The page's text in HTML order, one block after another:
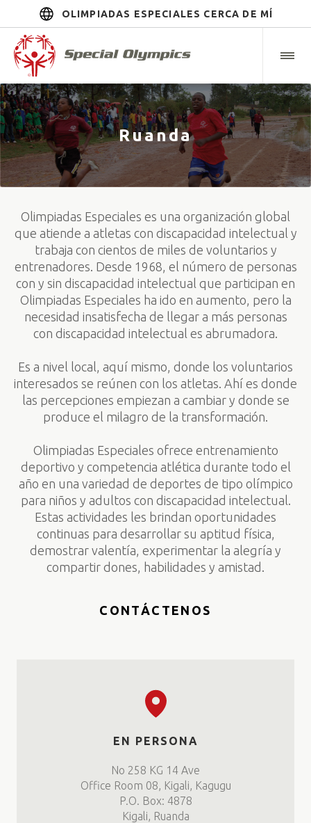
OLIMPIADAS ESPECIALES CERCA DE MÍ
Ruanda
Olimpiadas Especiales es una organización global
que atiende a atletas con discapacidad intelectual y
trabaja con cientos de miles de voluntarios y
entrenadores. Desde 1968, el número de personas
con y sin discapacidad intelectual que participan en
Olimpiadas Especiales ha ido en aumento, pero la
necesidad insatisfecha de llegar a más personas
con discapacidad intelectual es abrumadora.
Es a nivel local, aquí mismo, donde los voluntarios
interesados se reúnen con los atletas. Ahí es donde
las percepciones empiezan a cambiar y donde se
produce el milagro de la transformación.
Olimpiadas Especiales ofrece entrenamiento
deportivo y competencia atlética durante todo el
año en una variedad de deportes de tipo olímpico
para niños y adultos con discapacidad intelectual.
Estas actividades les brindan oportunidades
continuas para desarrollar su aptitud física,
demostrar valentía, experimentar la alegría y
compartir dones, habilidades y amistad.
CONTÁCTENOS
EN PERSONA
No 258 KG 14 Ave
Office Room 08, Kigali, Kagugu
P.O. Box: 4878
Kigali, Ruanda